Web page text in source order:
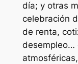
día; y otras
celebración
de renta,
desempleo…